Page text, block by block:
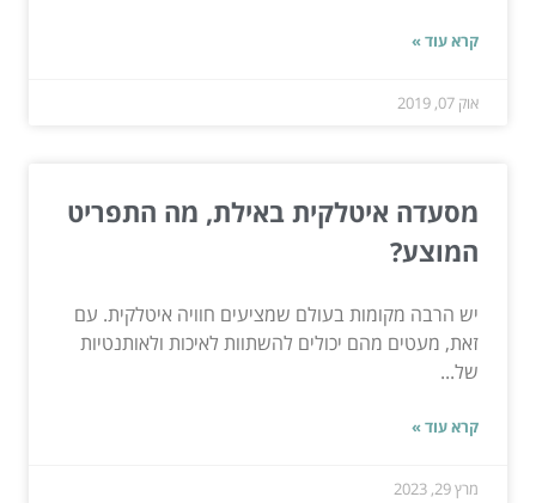
קרא עוד »
אוק 07, 2019
מסעדה איטלקית באילת, מה התפריט
המוצע?
יש הרבה מקומות בעולם שמציעים חוויה איטלקית. עם
זאת, מעטים מהם יכולים להשתוות לאיכות ולאותנטיות
של...
קרא עוד »
מרץ 29, 2023